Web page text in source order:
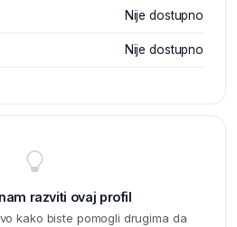
Nije dostupno
Nije dostupno
razviti ovaj profil
kako biste pomogli drugima da